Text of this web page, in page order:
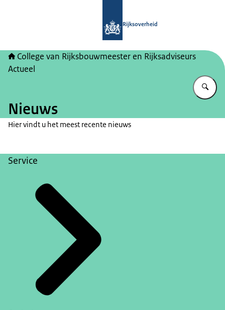
Rijksoverheid
College van Rijksbouwmeester en Rijksadviseurs
Actueel
Nieuws
Hier vindt u het meest recente nieuws
Service